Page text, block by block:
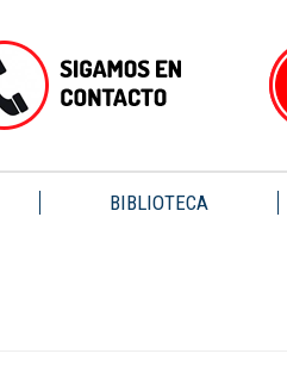
BIBLIOTECA